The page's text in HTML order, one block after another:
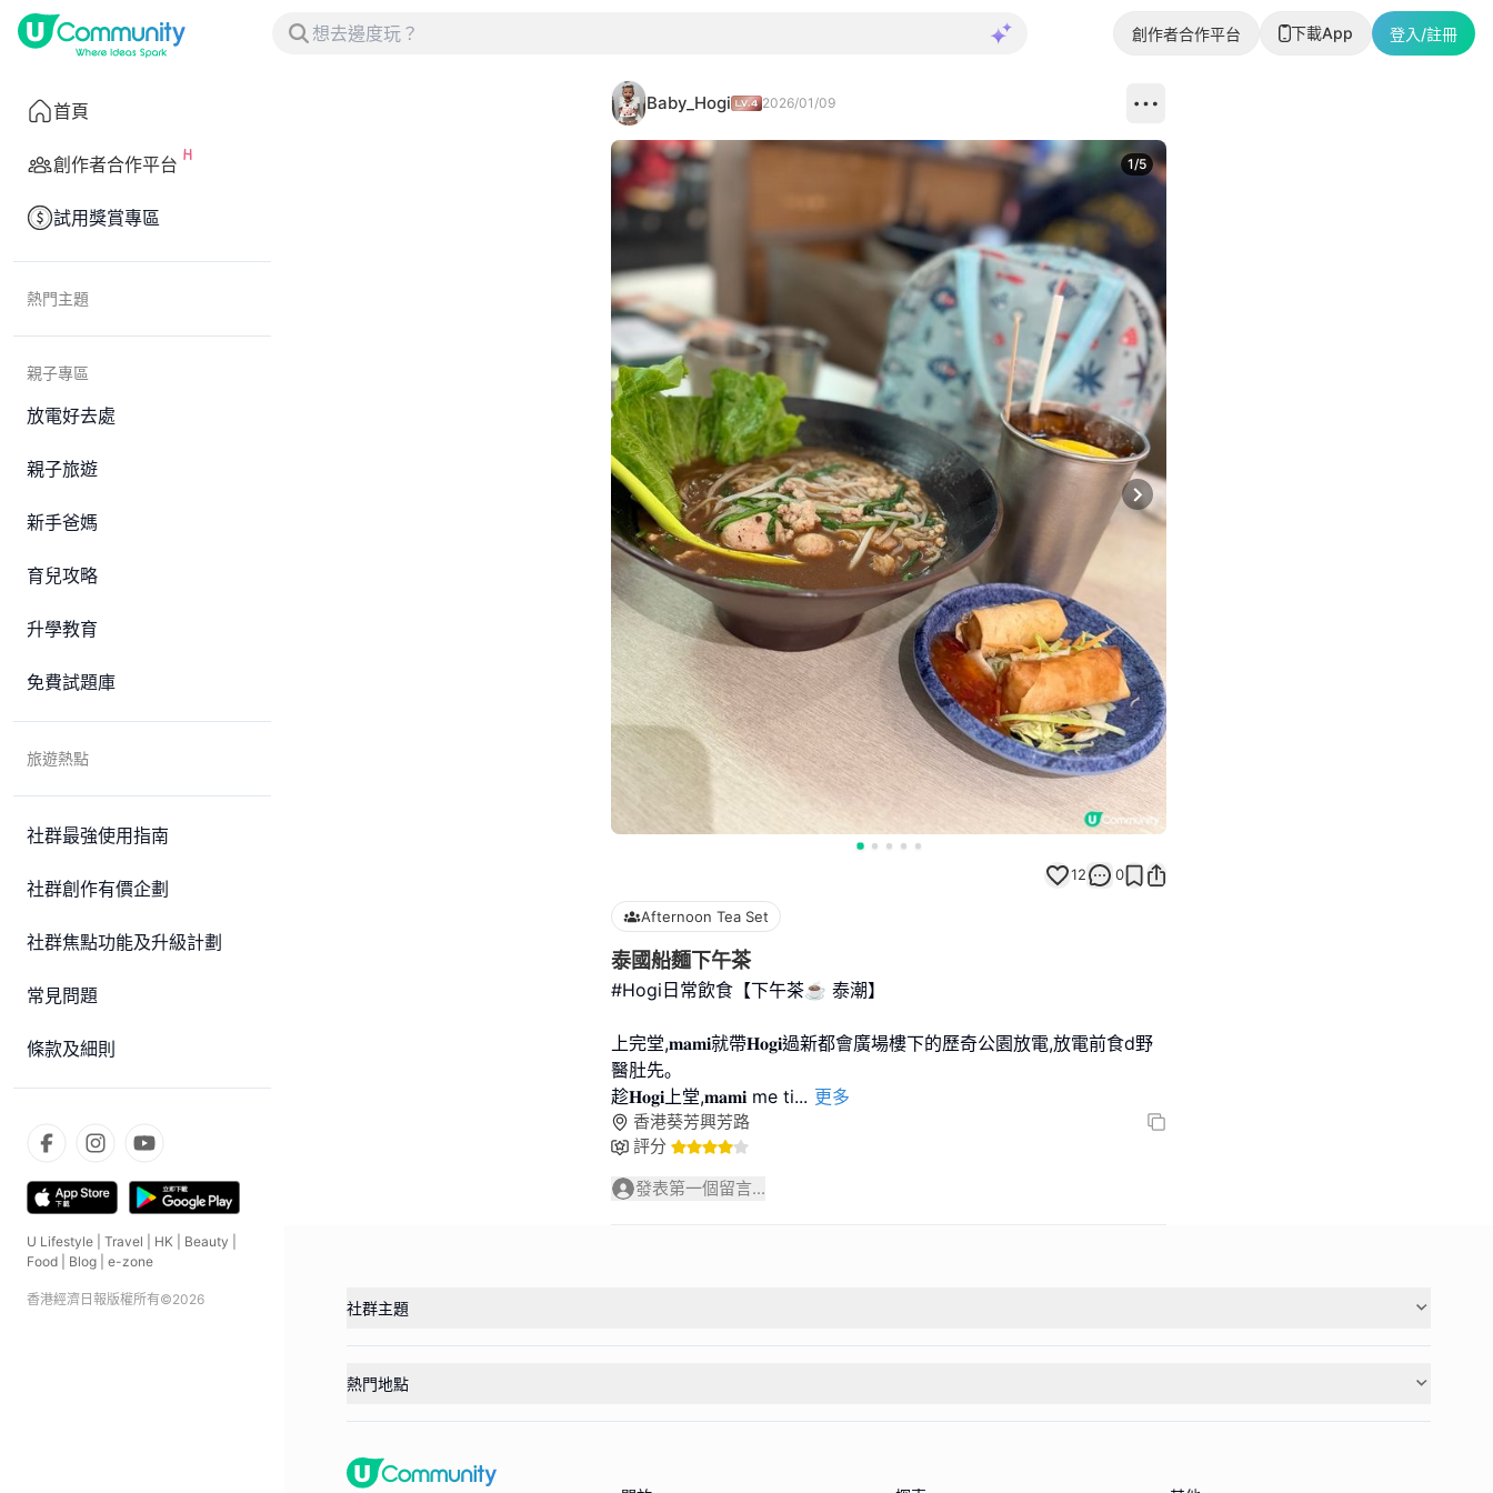
創作者合作平台 下載App 登入/註冊
首頁
創作者合作平台
試用獎賞專區
熱門主題
親子專區
放電好去處
親子旅遊
新手爸媽
育兒攻略
升學教育
免費試題庫
旅遊熱點
社群最強使用指南
社群創作有價企劃
社群焦點功能及升級計劃
常見問題
條款及細則
U Lifestyle Travel HK Beauty
Food
Blog e-zone
香港經濟日報版權所有©2026
Baby_Hogi 2026/01/09
Next slide
1/5
12 0
Afternoon Tea Set
泰國船麵下午茶
#Hogi日常飲食【下午茶☕️ 泰潮】
上完堂,𝐦𝐚𝐦𝐢就帶𝐇𝐨𝐠𝐢過新都會廣場樓下的歷奇公園放電,放電前食d野
醫肚先｡
趁𝐇𝐨𝐠𝐢上堂,𝐦𝐚𝐦𝐢 me ti... 更多
香港葵芳興芳路
評分
發表第一個留言...
社群主題
熱門地點